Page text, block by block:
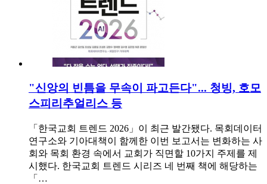
"신앙의 빈틈을 무속이 파고든다"... 청빙, 호모
스피리추얼리스 등
「한국교회 트렌드 2026」이 최근 발간됐다. 목회데이터
연구소와 기아대책이 함께한 이번 보고서는 변화하는 사
회와 목회 환경 속에서 교회가 직면할 10가지 주제를 제
시했다. 한국교회 트렌드 시리즈 네 번째 책에 해당하는
「…